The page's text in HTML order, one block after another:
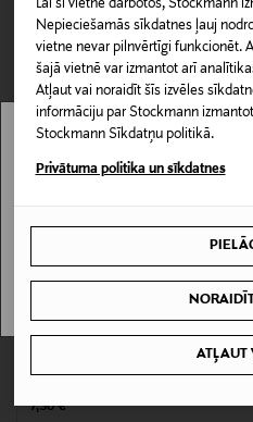
Lai šī vietne darbotos, Stockmann
Nepieciešamās sīkdatnes ļauj
vietne nevar pilnvērtīgi funkcionēt.
šajā vietnē var izmantot arī
Atļaut vai noraidīt šīs izvēles
informāciju par Stockmann
Stockmann Sīkdatņu politikā.
Privātuma politika un sīkdatnes
ATĻAUT
Produkta numurs
171618677
Materiāls
One size
Piegāde uz saņemšanas punktu
0,00 € – 4,90 €
CITI KLIENTI
KUPONA PRIEKŠROCĪBA
Original Price
7,50 €
Stockmann nav